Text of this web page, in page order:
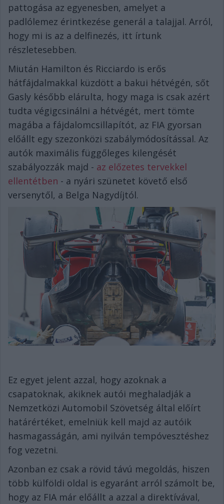
pattogása az egyenesben, amelyet a
padlólemez érintkezése generál a talajjal. Arról,
hogy mi is az a delfinezés, itt írtunk
részletesebben.
Miután Hamilton és Ricciardo is erős
hátfájdalmakkal küzdött a bakui hétvégén, sőt
Gasly később elárulta, hogy maga is csak azért
tudta végigcsinálni a hétvégét, mert tömte
magába a fájdalomcsillapítót, az FIA gyorsan
előállt egy szezonközi szabálymódosítással. Az
autók maximális függőleges kilengését
szabályozzák majd - az előzetes tervekkel
ellentétben - a nyári szünetet követő első
versenytől, a Belga Nagydíjtól.
Ez egyet jelent azzal, hogy azoknak a
csapatoknak, akiknek autói meghaladják a
Nemzetközi Automobil Szövetség által előírt
határértéket, emelniük kell majd az autóik
hasmagasságán, ami nyilván tempóvesztéshez
fog vezetni.
Azonban ez csak a rövid távú megoldás, hiszen
több külföldi oldal is egyaránt arról számolt be,
hogy az FIA már előállt a azzal a direktívával,